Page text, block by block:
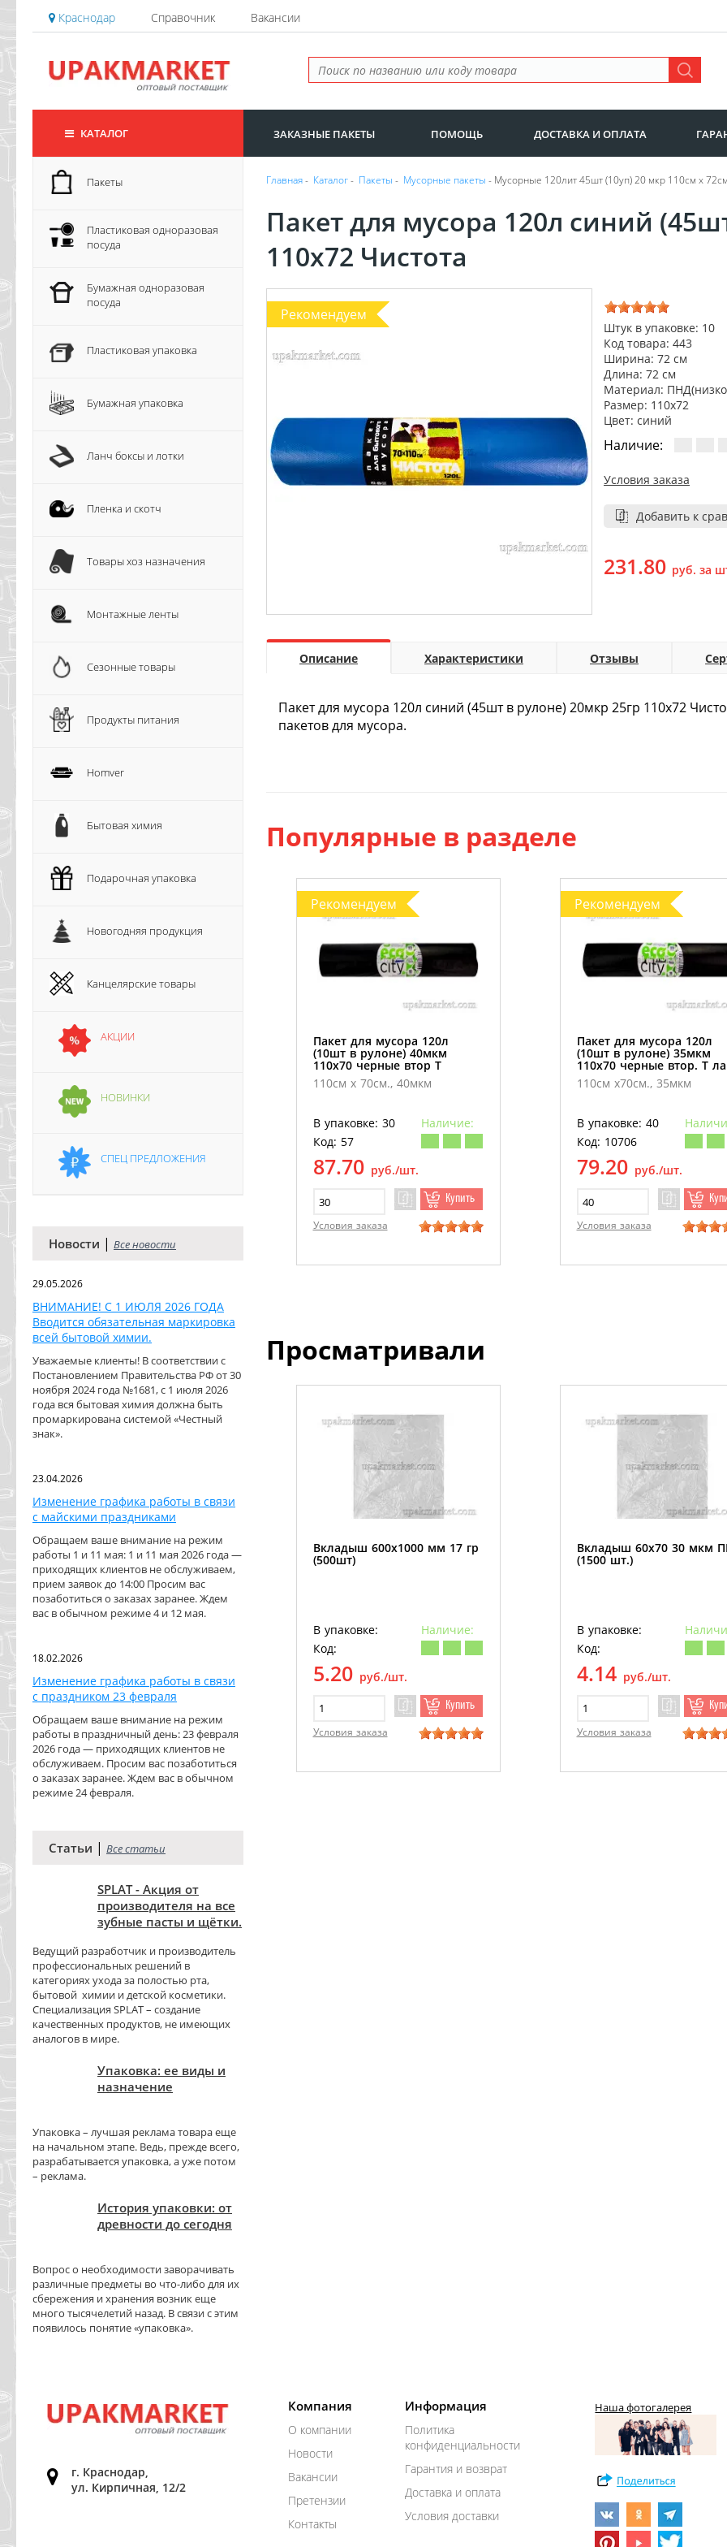
Краснодар Справочник Вакансии
КАТАЛОГ ЗАКАЗНЫЕ ПАКЕТЫ ПОМОЩЬ ДОСТАВКА И ОПЛАТА
Пакеты
Пластиковая одноразовая
посуда
Бумажная одноразовая
посуда
Пластиковая упаковка
Бумажная упаковка
Ланч боксы и лотки
Пленка и скотч
Товары хоз назначения
Монтажные ленты
Сезонные товары
Продукты питания
Homver
Бытовая химия
Подарочная упаковка
Новогодняя продукция
Канцелярские товары
АКЦИИ
НОВИНКИ
СПЕЦ ПРЕДЛОЖЕНИЯ
Новости | Все новости
29.05.2026
ВНИМАНИЕ! С 1 ИЮЛЯ 2026 ГОДА
Вводится обязательная маркировка
всей бытовой химии.
Уважаемые клиенты! В соответствии с
Постановлением Правительства РФ от 30
ноября 2024 года №1681, с 1 июля 2026
года вся бытовая химия должна быть
промаркирована системой «Честный
знак».
23.04.2026
Изменение графика работы в связи
с майскими праздниками
Обращаем ваше внимание на режим
работы 1 и 11 мая: 1 и 11 мая 2026 года —
приходящих клиентов не обслуживаем,
прием заявок до 14:00 Просим вас
позаботиться о заказах заранее. Ждем
вас в обычном режиме 4 и 12 мая.
18.02.2026
Изменение графика работы в связи
с праздником 23 февраля
Обращаем ваше внимание на режим
работы в праздничный день: 23 февраля
2026 года — приходящих клиентов не
обслуживаем. Просим вас позаботиться
о заказах заранее. Ждем вас в обычном
режиме 24 февраля.
Статьи | Все статьи
SPLAT - Акция от
производителя на все
зубные пасты и щётки.
Ведущий разработчик и производитель
профессиональных решений в
категориях ухода за полостью рта,
бытовой химии и детской косметики.
Специализация SPLAT – создание
качественных продуктов, не имеющих
аналогов в мире.
Упаковка: ее виды и
назначение
Упаковка – лучшая реклама товара еще
на начальном этапе. Ведь, прежде всего,
разрабатывается упаковка, а уже потом
– реклама.
История упаковки: от
древности до сегодня
Вопрос о необходимости заворачивать
различные предметы во что-либо для их
сбережения и хранения возник еще
много тысячелетий назад. В связи с этим
появилось понятие «упаковка».
Главная- Каталог- Пакеты - Мусорные пакеты - Мусорные 120лит 45шт (10уп) 20 мкр 110см х
Пакет для мусора 120л синий
110х72 Чистота
Рекомендуем
Штук в упаковке: 10
Код товара: 443
Ширина: 72 см
Длина: 72 см
Материал:
Размер: 110х72
Цвет: синий
Наличие:
Условия заказа
Добавить к
231.80 руб. за
Описание Характеристики Отзывы
Пакет для мусора 120л синий (45шт в рулоне) 20мкр 25гр 110х72
пакетов для мусора.
Популярные в разделе
Рекомендуем
Пакет для мусора 120л
(10шт в рулоне) 40мкм
110х70 черные втор Т
110см х 70см., 40мкм
В упаковке: 30
Наличие:
Код: 57
87.70 руб./шт.
Купить
Условия заказа
Рекомендуем
Пакет для мусора 120л
(10шт в рулоне) 35мкм
110х70 черные втор. Т
110см х70см., 35мкм
В упаковке: 40
Код: 10706
79.20 руб./шт.
Условия заказа
Просматривали
Вкладыш 600х1000 мм 17 гр
(500шт)
В упаковке:
Наличие:
Код:
5.20 руб./шт.
Купить
Условия заказа
Вкладыш 60х70 30 мкм
(1500 шт.)
В упаковке:
Код:
4.14 руб./шт.
Условия заказа
г. Краснодар,
ул. Кирпичная, 12/2
Компания
О компании
Новости
Вакансии
Претензии
Контакты
Информация
Политика
конфиденциальности
Гарантия и возврат
Доставка и оплата
Условия доставки
Наша фотогалерея